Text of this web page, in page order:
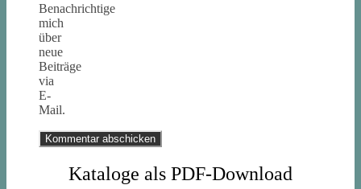
Benachrichtige
mich
über
neue
Beiträge
via
E-
Mail.
Kataloge als PDF-Download